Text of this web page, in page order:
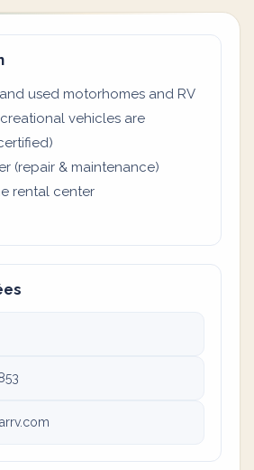
used motorhomes and RV
vehicles are
(repair & maintenance)
rental center